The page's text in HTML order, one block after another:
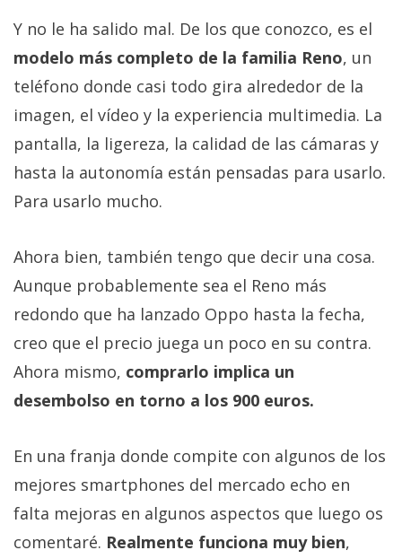
Y no le ha salido mal. De los que conozco, es el
modelo más completo de la familia Reno, un
teléfono donde casi todo gira alrededor de la
imagen, el vídeo y la experiencia multimedia. La
pantalla, la ligereza, la calidad de las cámaras y
hasta la autonomía están pensadas para usarlo.
Para usarlo mucho.
Ahora bien, también tengo que decir una cosa.
Aunque probablemente sea el Reno más
redondo que ha lanzado Oppo hasta la fecha,
creo que el precio juega un poco en su contra.
Ahora mismo, comprarlo implica un
desembolso en torno a los 900 euros.
En una franja donde compite con algunos de los
mejores smartphones del mercado echo en
falta mejoras en algunos aspectos que luego os
comentaré. Realmente funciona muy bien,